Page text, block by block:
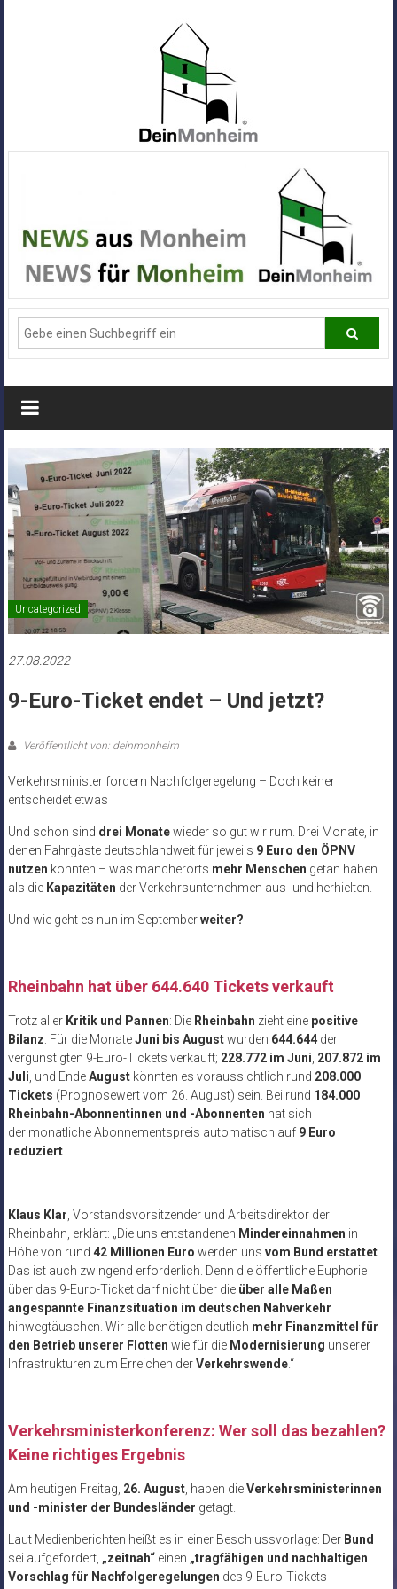
Alle
News
aus
Deiner
Stadt
Monheim
Uncategorized
27.08.2022
9-Euro-Ticket endet – Und jetzt?
Veröffentlicht von: deinmonheim
Verkehrsminister fordern Nachfolgeregelung – Doch keiner
entscheidet etwas
Und schon sind drei Monatewieder so gut wir rum. Drei Monate, in
denen Fahrgäste deutschlandweit für jeweils 9 Euro den ÖPNV
nutzen konnten – was mancherorts mehr Menschen getan haben
als die Kapazitäten der Verkehrsunternehmen aus- und herhielten.
Und wie geht es nun im Septemberweiter?
Rheinbahn hat über 644.640 Tickets verkauft
Trotz aller Kritik und Pannen: Die Rheinbahn zieht eine positive
Bilanz: Für die MonateJuni bis Augustwurden 644.644der
vergünstigten 9-Euro-Tickets verkauft; 228.772 im Juni 207.872 im
Juli , und EndeAugustkönnten es voraussichtlich rund 208.000
Tickets (Prognosewert vom 26. August) sein. Bei rund 184.000
Rheinbahn-Abonnentinnen und -Abonnenten hat sich
der monatliche Abonnementspreis automatisch auf 9 Euro
reduziert.
Klaus Klar , Vorstandsvorsitzender und Arbeitsdirektor der
Rheinbahn, erklärt: „Die uns entstandenen Mindereinnahmen in
Höhe von rund 42 Millionen Euro werden uns vom Bund erstattet.
Das ist auch zwingend erforderlich. Denn die öffentliche Euphorie
über das 9-Euro-Ticket darf nicht über die über alle Maßen
angespannte Finanzsituation im deutschen Nahverkehr
hinwegtäuschen. Wir alle benötigen deutlich mehr Finanzmittel für
den Betrieb unserer Flotten wie für die Modernisierung unserer
Infrastrukturen zum Erreichen derVerkehrswende.“
Verkehrsministerkonferenz: Wer soll das bezahlen?
Keine richtiges Ergebnis
Am heutigen Freitag, 26. August, haben dieVerkehrsministerinnen
und -minister der Bundesländer getagt.
Laut Medienberichten heißt es in einer Beschlussvorlage: Der Bund
sei aufgefordert, „zeitnah“einen „tragfähigen und nachhaltigen
Vorschlag für Nachfolgeregelungen des 9-Euro-Tickets